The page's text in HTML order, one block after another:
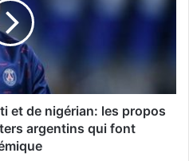
et de nigérian: les propos
argentins qui font